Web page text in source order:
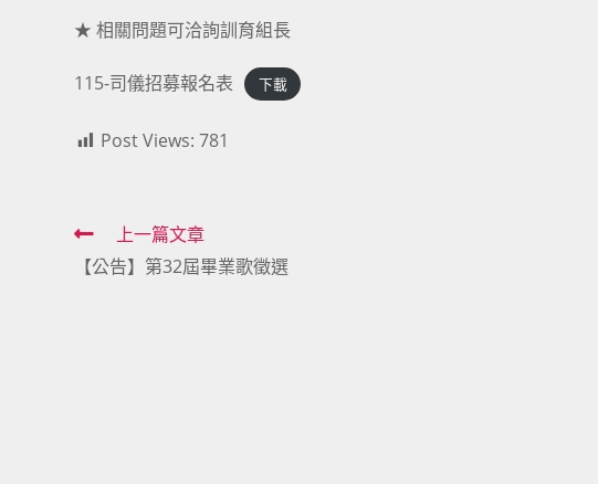
★ 相關問題可洽詢訓育組長
115-司儀招募報名表 下載
Post Views: 781
Read
more
上一篇文章
【公告】第32屆畢業歌徵選